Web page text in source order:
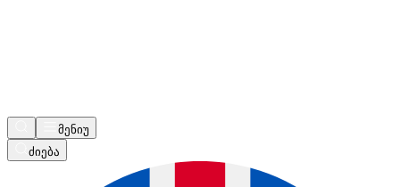
მენიუ
ძიება